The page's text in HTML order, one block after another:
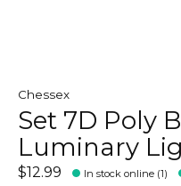
Chessex
Set 7D Poly
Luminary
$12.99 In stock online (1)